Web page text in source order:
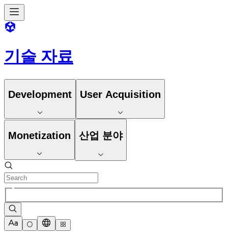
기술 자료
Development User Acquisition
Monetization 산업 분야